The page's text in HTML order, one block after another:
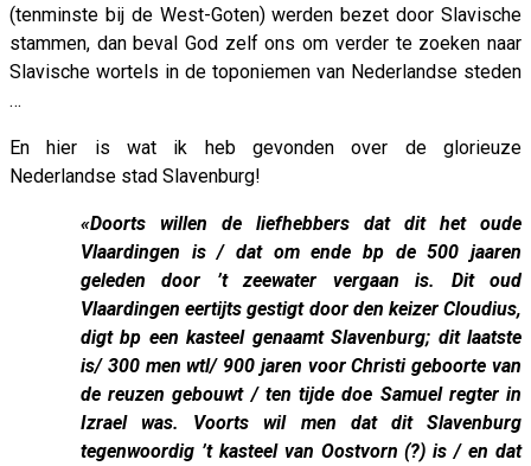
(tenminste bij de West-Goten) werden bezet door Slavische
stammen, dan beval God zelf ons om verder te zoeken naar
Slavische wortels in de toponiemen van Nederlandse steden
…
En hier is wat ik heb gevonden over de glorieuze
Nederlandse stad Slavenburg!
«Doorts willen de liefhebbers dat dit het oude
Vlaardingen is / dat om ende bp de 500 jaaren
geleden door ’t zeewater vergaan is. Dit oud
Vlaardingen eertijts gestigt door den keizer Cloudius,
digt bp een kasteel genaamt Slavenburg; dit laatste
is/ 300 men wtl/ 900 jaren voor Christi geboorte van
de reuzen gebouwt / ten tijde doe Samuel regter in
Izrael was. Voorts wil men dat dit Slavenburg
tegenwoordig ’t kasteel van Oostvorn (?) is / en dat